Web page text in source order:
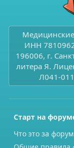
ИНН
196006, г.
литера Я.
Л041-
Старт на
Что это за форум